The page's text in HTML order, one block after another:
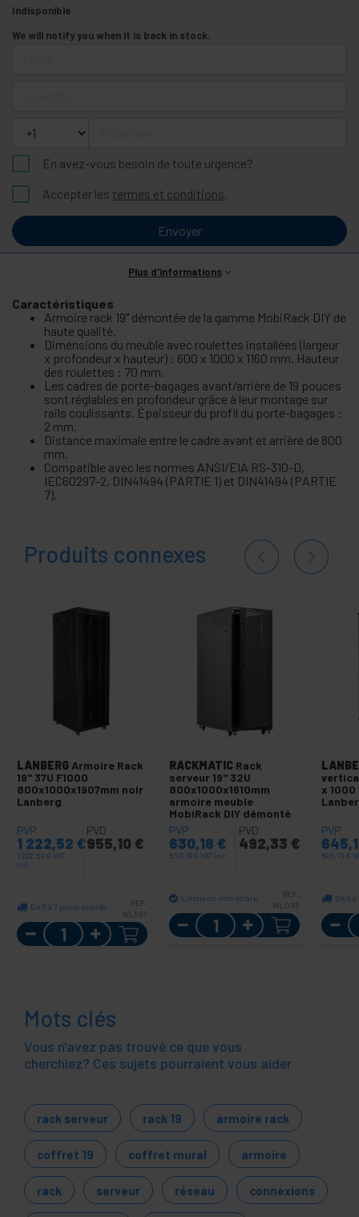
Indisponible
We will notify you when it is back in stock.
En avez-vous besoin de toute urgence?
Accepter les termes et conditions.
Envoyer
Plus d'informations
Caractéristiques
Armoire rack 19" démontée de la gamme MobiRack DIY de
haute qualité.
Dimensions du meuble avec roulettes installées (largeur
x profondeur x hauteur) : 600 x 1000 x 1160 mm. Hauteur
des roulettes : 70 mm.
Les cadres de porte-bagages avant/arrière de 19 pouces
sont réglables en profondeur grâce à leur montage sur
rails coulissants. Épaisseur du profil du porte-bagages :
2 mm.
Distance maximale entre le cadre avant et arrière de 800
mm.
Compatible avec les normes ANSI/EIA RS-310-D,
IEC60297-2, DIN41494 (PARTIE 1) et DIN41494 (PARTIE
7).
Produits connexes
LANBERG Armoire Rack
19" 37U F1000
800x1000x1907mm noir
Lanberg
PVP
1 222,52 €
1 222,52 € VAT
inc.
PVD
955,10 €
De 5 à 7 jours ouvrés
REF:
WL557
Quantité
RACKMATIC Rack
serveur 19'' 32U
800x1000x1610mm
armoire meuble
MobiRack DIY démonté
PVP
630,18 €
630,18 € VAT inc.
PVD
492,33 €
Livraison immédiate
REF:
WL035
Quantité
x
PVP
645,15 €
De 5
Mots clés
Vous n'avez pas trouvé ce que vous
cherchiez? Ces sujets pourraient vous aider
rack serveur rack 19 armoire rack
coffret 19 coffret mural armoire
rack serveur réseau connexions